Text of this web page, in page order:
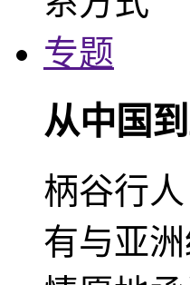
专题
从中国
柄谷行
有与亚